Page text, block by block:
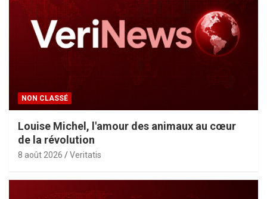
NON CLASSÉ
Louise Michel, l'amour des animaux au cœur
de la révolution
8 août 2026 Veritatis